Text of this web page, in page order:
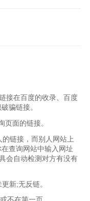
接在百度的收录、百度
骗链接。
面的链接。
链接，而别人网站上
查询网站中输入网址
会自动检测对方有没有
新;无反链。